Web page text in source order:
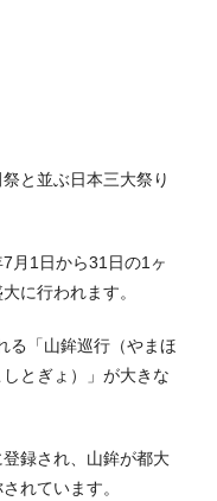
と並ぶ日本三大祭り
月1日から31日の1ヶ
に行われます。
る「山鉾巡行（やまほ
とぎょ）」が大きな
録され、山鉾が都大
れています。